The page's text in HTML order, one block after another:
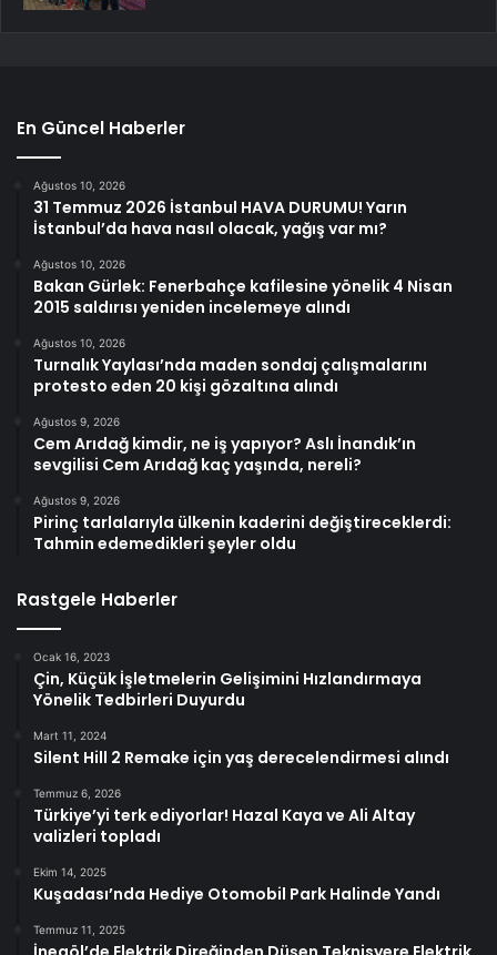
En Güncel Haberler
Ağustos 10, 2026
31 Temmuz 2026 İstanbul HAVA DURUMU! Yarın
İstanbul’da hava nasıl olacak, yağış var mı?
Ağustos 10, 2026
Bakan Gürlek: Fenerbahçe kafilesine yönelik 4 Nisan
2015 saldırısı yeniden incelemeye alındı
Ağustos 10, 2026
Turnalık Yaylası’nda maden sondaj çalışmalarını
protesto eden 20 kişi gözaltına alındı
Ağustos 9, 2026
Cem Arıdağ kimdir, ne iş yapıyor? Aslı İnandık’ın
sevgilisi Cem Arıdağ kaç yaşında, nereli?
Ağustos 9, 2026
Pirinç tarlalarıyla ülkenin kaderini değiştireceklerdi:
Tahmin edemedikleri şeyler oldu
Rastgele Haberler
Ocak 16, 2023
Çin, Küçük İşletmelerin Gelişimini Hızlandırmaya
Yönelik Tedbirleri Duyurdu
Mart 11, 2024
Silent Hill 2 Remake için yaş derecelendirmesi alındı
Temmuz 6, 2026
Türkiye’yi terk ediyorlar! Hazal Kaya ve Ali Altay
valizleri topladı
Ekim 14, 2025
Kuşadası’nda Hediye Otomobil Park Halinde Yandı
Temmuz 11, 2025